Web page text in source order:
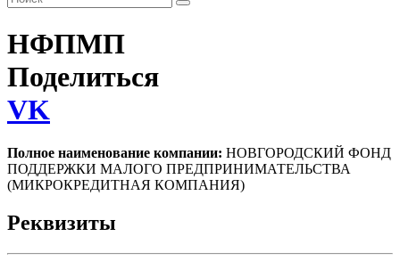
НФПМП
Поделиться
VK
Полное наименование компании: НОВГОРОДСКИЙ ФОНД
ПОДДЕРЖКИ МАЛОГО ПРЕДПРИНИМАТЕЛЬСТВА
(МИКРОКРЕДИТНАЯ КОМПАНИЯ)
Реквизиты